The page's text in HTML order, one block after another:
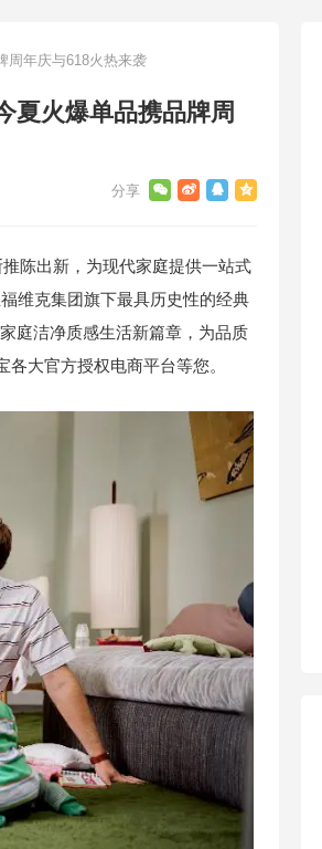
周年庆与618火热来袭
夏火爆单品携品牌周
陈出新，为现代家庭提供一站式
维克集团旗下最具历史性的经典
庭洁净质感生活新篇章，为品质
大官方授权电商平台等您。